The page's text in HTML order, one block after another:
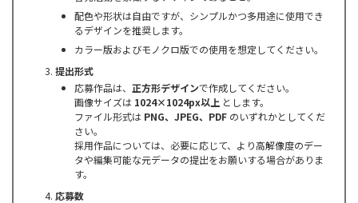
配色や形状は自由ですが、シンプルかつ多用途に使用でき
るデザインを推奨します。
カラー版およびモノクロ版での使用を想定してください。
提出形式
応募作品は、 正方形デザインで作成してください。
画像サイズは 1024×1024px以上 とします。
ファイル形式は PNG、JPEG、PDF のいずれかとしてくだ
さい。
採用作品については、必要に応じて、より高解像度のデー
タや編集可能な元データの提出をお願いする場合がありま
す。
応募数